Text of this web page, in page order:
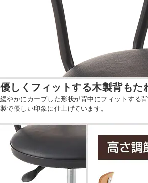
優しくフィットする木製背もた
緩やかにカーブした形状が背中にフィットする
製で優しい印象に仕上げています。